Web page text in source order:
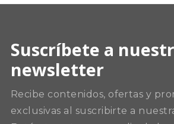
Suscríbete a
newsletter
Recibe contenidos, ofertas y
exclusivas al suscribirte a